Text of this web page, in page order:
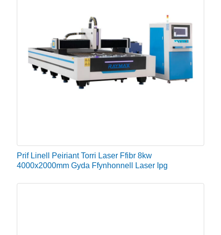
Prif Linell Peiriant Torri Laser Ffibr 8kw
4000x2000mm Gyda Ffynhonnell Laser Ipg